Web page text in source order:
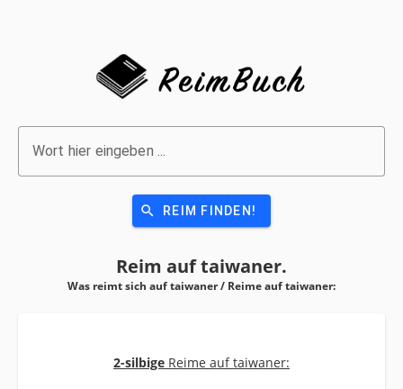
Wort hier eingeben ...
search REIM FINDEN!
Reim auftaiwaner.
Was reimt sich auf taiwaner / Reime auftaiwaner:
2-silbige Reime auf taiwaner: